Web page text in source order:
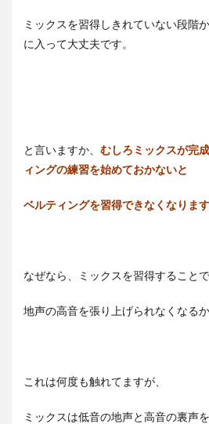
ミックスを習得しきれていない段階
に入って大丈夫です。
と言いますか、 むしろミックスが完
ィングの練習を始めておかないと
ベルティングを習得できなくなります
なぜなら、ミックスを習得すること
地声の高音を張り上げられなくなるか
これは何度も触れてますが、
ミックスは低音の地声と高音の裏声